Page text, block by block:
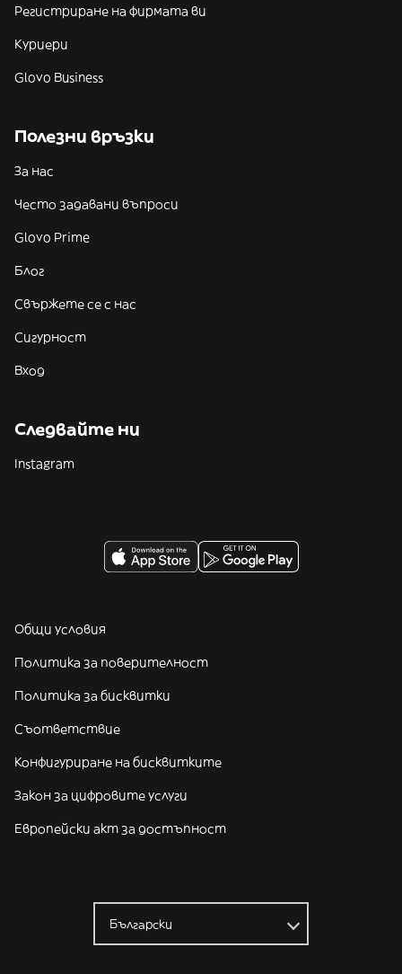
Регистриране на фирмата ви
Куриери
Glovo Business
Полезни връзки
За нас
Често задавани въпроси
Glovo Prime
Блог
Свържете се с нас
Сигурност
Вход
Следвайте ни
Instagram
Общи условия
Политика за поверителност
Политика за бисквитки
Съответствие
Конфигуриране на бисквитките
Закон за цифровите услуги
Европейски акт за достъпност